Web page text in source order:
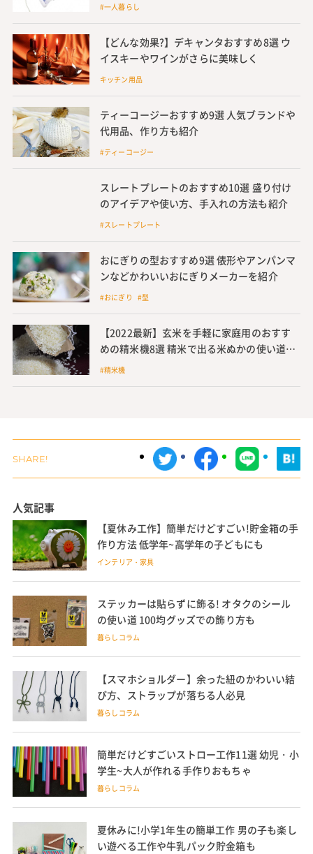
#一人暮らし
【どんな効果?】デキャンタおすすめ8選 ウ
イスキーやワインがさらに美味しく
キッチン用品
ティーコージーおすすめ9選 人気ブランドや
代用品、作り方も紹介
#ティーコージー
スレートプレートのおすすめ10選 盛り付け
のアイデアや使い方、手入れの方法も紹介
#スレートプレート
おにぎりの型おすすめ9選 俵形やアンパンマ
ンなどかわいいおにぎりメーカーを紹介
#おにぎり #型
【2022最新】玄米を手軽に家庭用のおすす
めの精米機8選 精米で出る米ぬかの使い道も
紹介
#精米機
人気記事
【夏休み工作】簡単だけどすごい!貯金箱の手
作り方法 低学年~高学年の子どもにも
インテリア・家具
ステッカーは貼らずに飾る! オタクのシール
の使い道 100均グッズでの飾り方も
暮らしコラム
【スマホショルダー】余った紐のかわいい結
び方、ストラップが落ちる人必見
暮らしコラム
簡単だけどすごいストロー工作11選 幼児・小
学生~大人が作れる手作りおもちゃ
暮らしコラム
夏休みに!小学1年生の簡単工作 男の子も楽し
い遊べる工作や牛乳パック貯金箱も